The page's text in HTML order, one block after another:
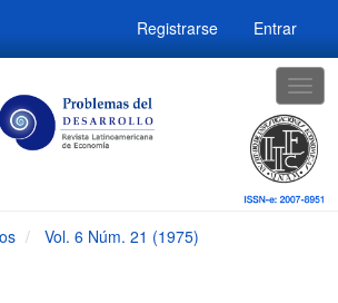
Registrarse Entrar
Vol. 6 Núm. 21 (1975)